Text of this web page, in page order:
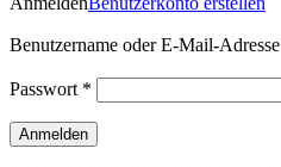
Benutzername oder E-Mail-Adresse
Passwort *
Anmelden